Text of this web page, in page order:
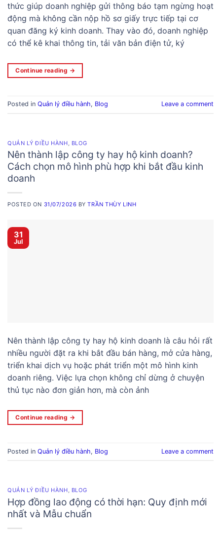
thức giúp doanh nghiệp gửi thông báo tạm ngừng hoạt
động mà không cần nộp hồ sơ giấy trực tiếp tại cơ
quan đăng ký kinh doanh. Thay vào đó, doanh nghiệp
có thể kê khai thông tin, tải văn bản điện tử, ký
Continue reading →
Posted in Quản lý điều hành, Blog Leave a comment
QUẢN LÝ ĐIỀU HÀNH BLOG
Nên thành lập công ty hay hộ kinh doanh?
Cách chọn mô hình phù hợp khi bắt đầu kinh
doanh
POSTED ON 31/07/2026 BYTRẦN THÙY LINH
31
Jul
Nên thành lập công ty hay hộ kinh doanh là câu hỏi rất
nhiều người đặt ra khi bắt đầu bán hàng, mở cửa hàng,
triển khai dịch vụ hoặc phát triển một mô hình kinh
doanh riêng. Việc lựa chọn không chỉ dừng ở chuyện
thủ tục nào đơn giản hơn, mà còn ảnh
Continue reading →
Posted in Quản lý điều hành, Blog Leave a comment
QUẢN LÝ ĐIỀU HÀNH, BLOG
Hợp đồng lao động có thời hạn: Quy định mới
nhất và Mẫu chuẩn